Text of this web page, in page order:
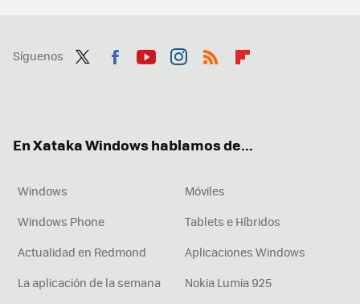
Síguenos
En Xataka Windows hablamos de...
Windows
Móviles
Windows Phone
Tablets e Híbridos
Actualidad en Redmond
Aplicaciones Windows
La aplicación de la semana
Nokia Lumia 925